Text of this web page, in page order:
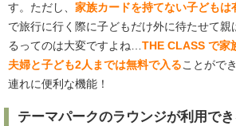
す。ただし、 家族カードを持てない子どもは
で旅行に行く際に子どもだけ外に待たせて親
るってのは大変ですよね… THE CLASS で家
夫婦と子ども2人までは無料で入ることがで
連れに便利な機能！
テーマパークのラウンジが利用で